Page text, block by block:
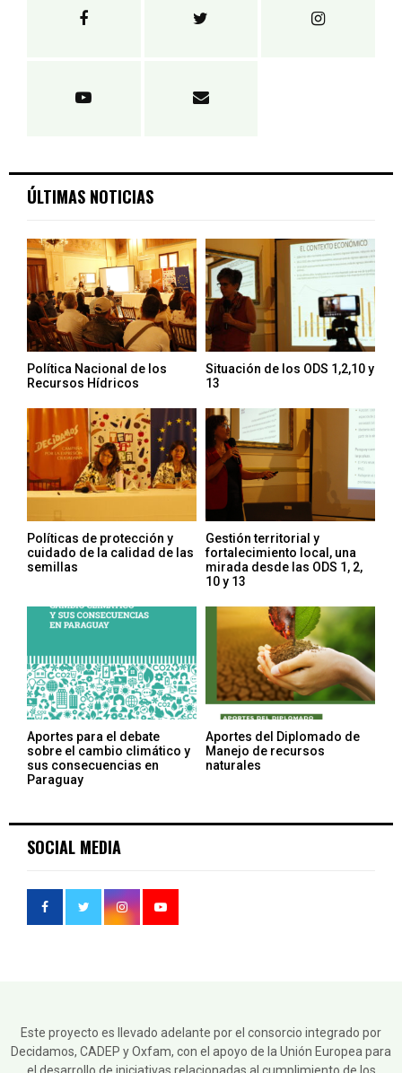
ÚLTIMAS NOTICIAS
Política Nacional de los
Recursos Hídricos
Situación de los ODS 1,2,10 y
13
Políticas de protección y
cuidado de la calidad de las
semillas
Gestión territorial y
fortalecimiento local, una
mirada desde las ODS 1, 2,
10 y 13
Aportes para el debate
sobre el cambio climático y
sus consecuencias en
Paraguay
Aportes del Diplomado de
Manejo de recursos
naturales
SOCIAL MEDIA
Este proyecto es llevado adelante por el consorcio integrado por
Decidamos, CADEP y Oxfam, con el apoyo de la Unión Europea para
el desarrollo de iniciativas relacionadas al cumplimiento de los